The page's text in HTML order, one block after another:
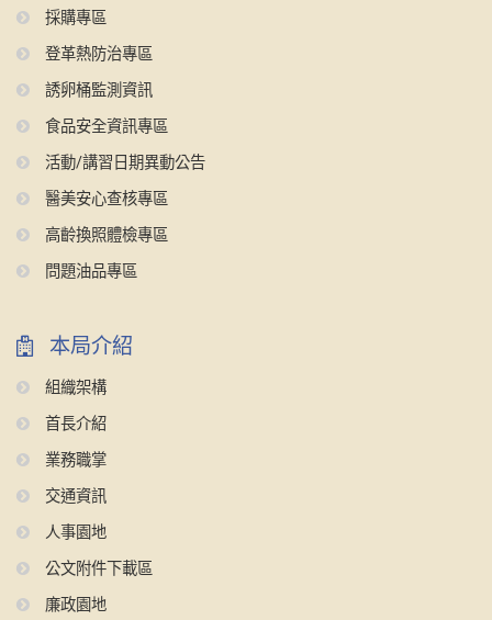
採購專區
登革熱防治專區
誘卵桶監測資訊
食品安全資訊專區
活動/講習日期異動公告
醫美安心查核專區
高齡換照體檢專區
問題油品專區
本局介紹
組織架構
首長介紹
業務職掌
交通資訊
人事園地
公文附件下載區
廉政園地